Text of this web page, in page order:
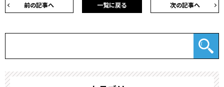
前の記事へ 次の記事へ
一覧に戻る